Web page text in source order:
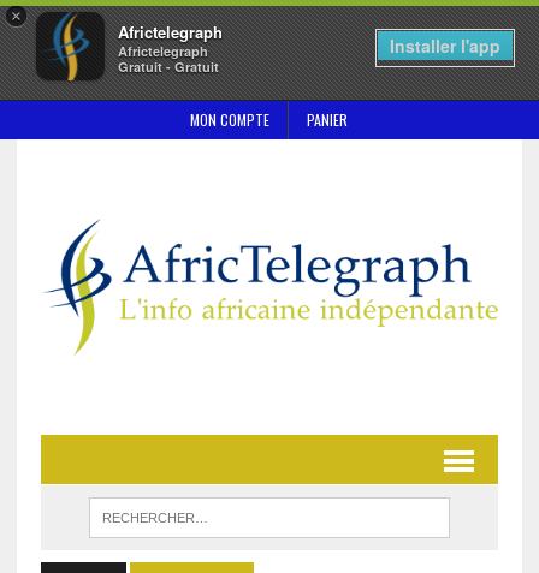
×
Africtelegraph
Africtelegraph
Gratuit - Gratuit
Installer l'app
MON COMPTE PANIER